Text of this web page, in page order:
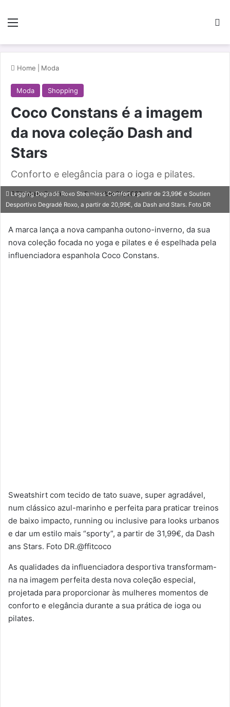
Menu
Home Moda
Moda Shopping
Coco Constans é a imagem
da nova coleção Dash and
Stars
Conforto e elegância para o ioga e pilates.
Elisabete Guerreiro Dezembro 30, 2023
Legging Degradé Roxo Steamless Comfort a partir de 23,99€ e Soutien
Desportivo Degradé Roxo, a partir de 20,99€, da Dash and Stars. Foto DR
A marca lança a nova campanha outono-inverno, da sua
nova coleção focada no yoga e pilates e é espelhada pela
influenciadora espanhola Coco Constans.
Sweatshirt com tecido de tato suave, super agradável,
num clássico azul-marinho e perfeita para praticar treinos
de baixo impacto, running ou inclusive para looks urbanos
e dar um estilo mais “sporty”, a partir de 31,99€, da Dash
ans Stars. Foto DR.@ffitcoco
As qualidades da influenciadora desportiva transformam-
na na imagem perfeita desta nova coleção especial,
projetada para proporcionar às mulheres momentos de
conforto e elegância durante a sua prática de ioga ou
pilates.